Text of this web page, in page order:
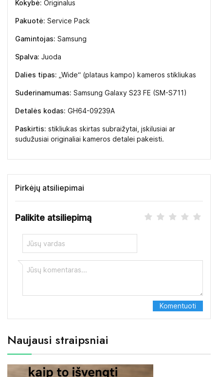
Kokybė: Originalus
Pakuotė: Service Pack
Gamintojas: Samsung
Spalva: Juoda
Dalies tipas: „Wide“ (plataus kampo) kameros stikliukas
Suderinamumas: Samsung Galaxy S23 FE (SM-S711)
Detalės kodas: GH64-09239A
Paskirtis: stikliukas skirtas subraižytai, įskilusiai ar
sudužusiai originaliai kameros detalei pakeisti.
Pirkėjų atsiliepimai
Palikite atsiliepimą
Naujausi straipsniai